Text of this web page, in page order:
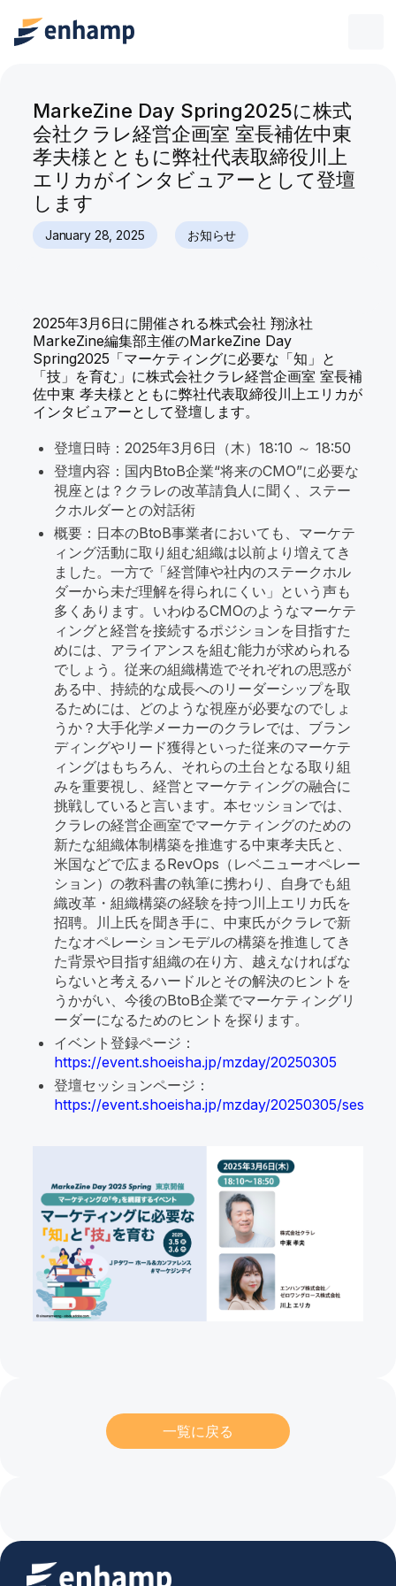
MarkeZine Day Spring2025に株式
会社クラレ経営企画室 室長補佐中東
孝夫様とともに弊社代表取締役川上
エリカがインタビュアーとして登壇
します
January 28, 2025 お知らせ
2025年3月6日に開催される株式会社 翔泳社
MarkeZine編集部主催のMarkeZine Day
Spring2025「マーケティングに必要な「知」と
「技」を育む」に株式会社クラレ経営企画室 室長補
佐中東 孝夫様とともに弊社代表取締役川上エリカが
インタビュアーとして登壇します。
登壇日時：2025年3月6日（木）18:10 ～ 18:50
登壇内容：国内BtoB企業“将来のCMO”に必要な
視座とは？クラレの改革請負人に聞く、ステー
クホルダーとの対話術
概要：日本のBtoB事業者においても、マーケテ
ィング活動に取り組む組織は以前より増えてき
ました。一方で「経営陣や社内のステークホル
ダーから未だ理解を得られにくい」という声も
多くあります。いわゆるCMOのようなマーケテ
ィングと経営を接続するポジションを目指すた
めには、アライアンスを組む能力が求められる
でしょう。従来の組織構造でそれぞれの思惑が
ある中、持続的な成長へのリーダーシップを取
るためには、どのような視座が必要なのでしょ
うか？大手化学メーカーのクラレでは、ブラン
ディングやリード獲得といった従来のマーケテ
ィングはもちろん、それらの土台となる取り組
みを重要視し、経営とマーケティングの融合に
挑戦していると言います。本セッションでは、
クラレの経営企画室でマーケティングのための
新たな組織体制構築を推進する中東孝夫氏と、
米国などで広まるRevOps（レベニューオペレー
ション）の教科書の執筆に携わり、自身でも組
織改革・組織構築の経験を持つ川上エリカ氏を
招聘。川上氏を聞き手に、中東氏がクラレで新
たなオペレーションモデルの構築を推進してき
た背景や目指す組織の在り方、越えなければな
らないと考えるハードルとその解決のヒントを
うかがい、今後のBtoB企業でマーケティングリ
ーダーになるためのヒントを探ります。
イベント登録ページ：
https://event.shoeisha.jp/mzday/20250305
登壇セッションページ：
https://event.shoeisha.jp/mzday/20250305/
一覧に戻る